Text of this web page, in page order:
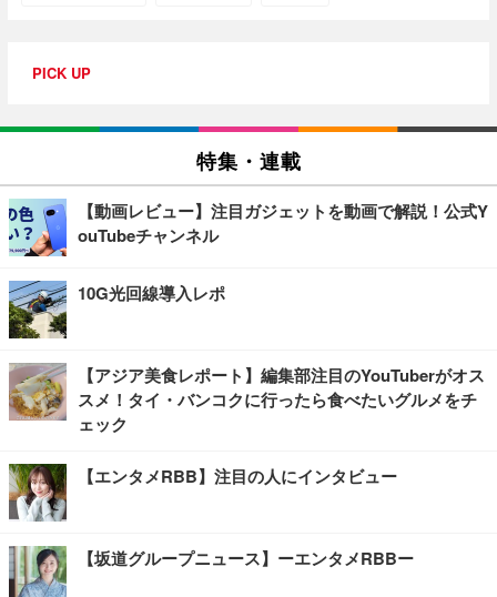
PICK UP
特集・連載
【動画レビュー】注目ガジェットを動画で解説！公式Y
ouTubeチャンネル
10G光回線導入レポ
【アジア美食レポート】編集部注目のYouTuberがオス
スメ！タイ・バンコクに行ったら食べたいグルメをチ
ェック
【エンタメRBB】注目の人にインタビュー
【坂道グループニュース】ーエンタメRBBー